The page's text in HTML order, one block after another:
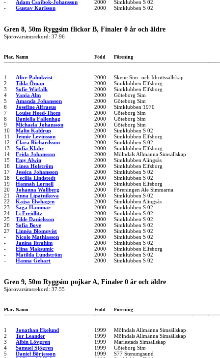
- Adam Csajbok-Johansson 2000
Simklubben S 02
-
Gustav Karlsson 2000 Simklubben S 02
Gren 8, 50m Ryggsim flickor B, Finaler 0 år och äldre
Sjörövarsimsrekord: 37.96
Plac. Namn Född Förening
1 Alice Palmkvist 2000
Skene Sim- och Idrottssällskap
2
Tilda Öman 2000
Simklubben Elfsborg
3
Sofie Wirfalk 2000
Simklubben Elfsborg
4
Vanja Alm 2000
Göteborg Sim
5
Amanda Johansson 2000
Göteborg Sim
6
Josefine Alfraeus 2000
Simklubben 1970
7
Louise Heed-Thom 2000
Göteborg Sim
8
Daniella Fallenhag 2000
Göteborg Sim
9
Michaela Johansson 2000
Göteborg Sim
10
Malin Kaldrup 2000
Simklubben S 02
11
Jennie Levinsson 2000
Simklubben Elfsborg
12
Clara Richardsson 2000
Simklubben S 02
13
Sofia Klahr 2000
Simklubben Elfsborg
14
Frida Johansson 2000
Mölndals Allmänna Simsällskap
15
Emy Alwin 2000
Simklubben Alingsås
16
Linea Holström 2000
Simklubben Elfsborg
17
Jessica Johansson 2000
Simklubben S 02
18
Cecilia Lindstedt 2000
Simklubben S 02
19
Hannah Lornell 2000
Simklubben Elfsborg
20
Johanna Wallberg 2000
Föreningen Ale Simmarna
21
Anna Lipatnikova 2000
Simklubben S 02
22
Kajsa Elwhagen 2000
Simklubben Alingsås
23
Saga Hammar 2000
Simklubben S 02
24
Li Freidlitz 2000
Simklubben S 02
25
Tilde Danielsson 2000
Simklubben S 02
26
Sofia Bove 2000
Simklubben S 02
27
Linnéa Blomqvist 2000
Simklubben S 02
-
Nicole Mathiasson 2000
Simklubben S 02
-
Janina Ibrahim 2000
Simklubben S 02
-
Elina Maksumic 2000
Simklubben Elfsborg
-
Matilda Lundström 2000
Simklubben S 02
-
Hanna Gebart 2000 Simklubben S 02
Gren 9, 50m Ryggsim pojkar A, Finaler 0 år och äldre
Sjörövarsimsrekord: 37.55
Plac. Namn Född Förening
1 Jonathan Ekelund 1999
Mölndals Allmänna Simsällskap
2
Tor Leander 1999
Mölndals Allmänna Simsällskap
3
Albin Lövgren 1999
Mariestads Simsällskap
4
Samuel Sjögren 1999
Göteborg Sim
5
Daniel Börjesson 1999
S77 Stenungsund